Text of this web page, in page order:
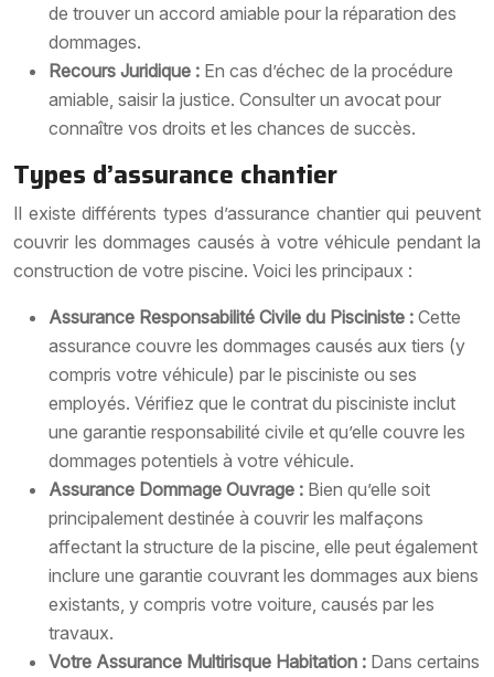
de trouver un accord amiable pour la réparation des
dommages.
Recours Juridique : En cas d’échec de la procédure
amiable, saisir la justice. Consulter un avocat pour
connaître vos droits et les chances de succès.
Types d’assurance chantier
Il existe différents types d’assurance chantier qui peuvent
couvrir les dommages causés à votre véhicule pendant la
construction de votre piscine. Voici les principaux :
Assurance Responsabilité Civile du Pisciniste : Cette
assurance couvre les dommages causés aux tiers (y
compris votre véhicule) par le pisciniste ou ses
employés. Vérifiez que le contrat du pisciniste inclut
une garantie responsabilité civile et qu’elle couvre les
dommages potentiels à votre véhicule.
Assurance Dommage Ouvrage : Bien qu’elle soit
principalement destinée à couvrir les malfaçons
affectant la structure de la piscine, elle peut également
inclure une garantie couvrant les dommages aux biens
existants, y compris votre voiture, causés par les
travaux.
Votre Assurance Multirisque Habitation : Dans certains